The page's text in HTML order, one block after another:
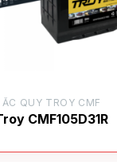
ẮC QUY TROY CMF
CMF105D31R